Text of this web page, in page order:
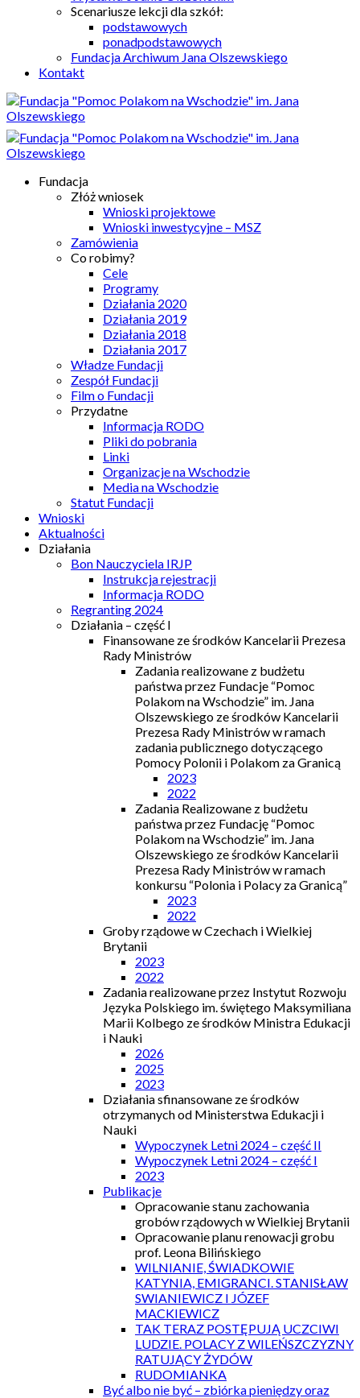
Scenariusze lekcji dla szkół:
podstawowych
ponadpodstawowych
Fundacja Archiwum Jana Olszewskiego
Kontakt
Fundacja
Złóż wniosek
Wnioski projektowe
Wnioski inwestycyjne – MSZ
Zamówienia
Co robimy?
Cele
Programy
Działania 2020
Działania 2019
Działania 2018
Działania 2017
Władze Fundacji
Zespół Fundacji
Film o Fundacji
Przydatne
Informacja RODO
Pliki do pobrania
Linki
Organizacje na Wschodzie
Media na Wschodzie
Statut Fundacji
Wnioski
Aktualności
Działania
Bon Nauczyciela IRJP
Instrukcja rejestracji
Informacja RODO
Regranting 2024
Działania – część I
Finansowane ze środków Kancelarii Prezesa
Rady Ministrów
Zadania realizowane z budżetu
państwa przez Fundacje “Pomoc
Polakom na Wschodzie” im. Jana
Olszewskiego ze środków Kancelarii
Prezesa Rady Ministrów w ramach
zadania publicznego dotyczącego
Pomocy Polonii i Polakom za Granicą
2023
2022
Zadania Realizowane z budżetu
państwa przez Fundację “Pomoc
Polakom na Wschodzie” im. Jana
Olszewskiego ze środków Kancelarii
Prezesa Rady Ministrów w ramach
konkursu “Polonia i Polacy za Granicą”
2023
2022
Groby rządowe w Czechach i Wielkiej
Brytanii
2023
2022
Zadania realizowane przez Instytut Rozwoju
Języka Polskiego im. świętego Maksymiliana
Marii Kolbego ze środków Ministra Edukacji
i Nauki
2026
2025
2023
Działania sfinansowane ze środków
otrzymanych od Ministerstwa Edukacji i
Nauki
Wypoczynek Letni 2024 – część II
Wypoczynek Letni 2024 – część I
2023
Publikacje
Opracowanie stanu zachowania
grobów rządowych w Wielkiej Brytanii
Opracowanie planu renowacji grobu
prof. Leona Bilińskiego
WILNIANIE, ŚWIADKOWIE
KATYNIA, EMIGRANCI. STANISŁAW
SWIANIEWICZ I JÓZEF
MACKIEWICZ
TAK TERAZ POSTĘPUJĄ UCZCIWI
LUDZIE. POLACY Z WILEŃSZCZYZNY
RATUJĄCY ŻYDÓW
RUDOMIANKA
Być albo nie być – zbiórka pieniędzy oraz